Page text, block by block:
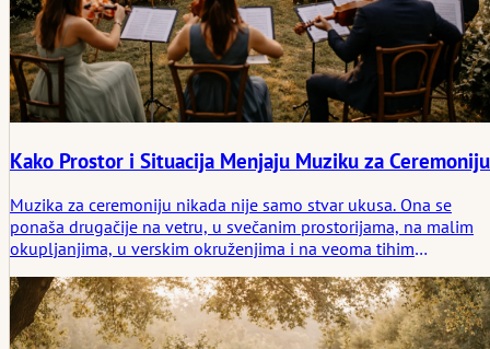
Kako Prostor i Situacija Menjaju Muziku za Ceremoniju
Muzika za ceremoniju nikada nije samo stvar ukusa. Ona se
ponaša drugačije na vetru, u svečanim prostorijama, na malim
okupljanjima, u verskim okruženjima i na veoma tihim
razmatra kako prostor i situacija menjaju efekat muzike za
venčanje, i zašto je pozicioniranje bitno jednako kao i sama
muzika.